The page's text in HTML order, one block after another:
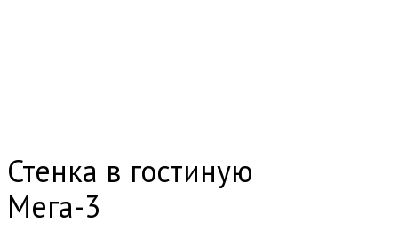
Стенка в гостиную
Мега-3